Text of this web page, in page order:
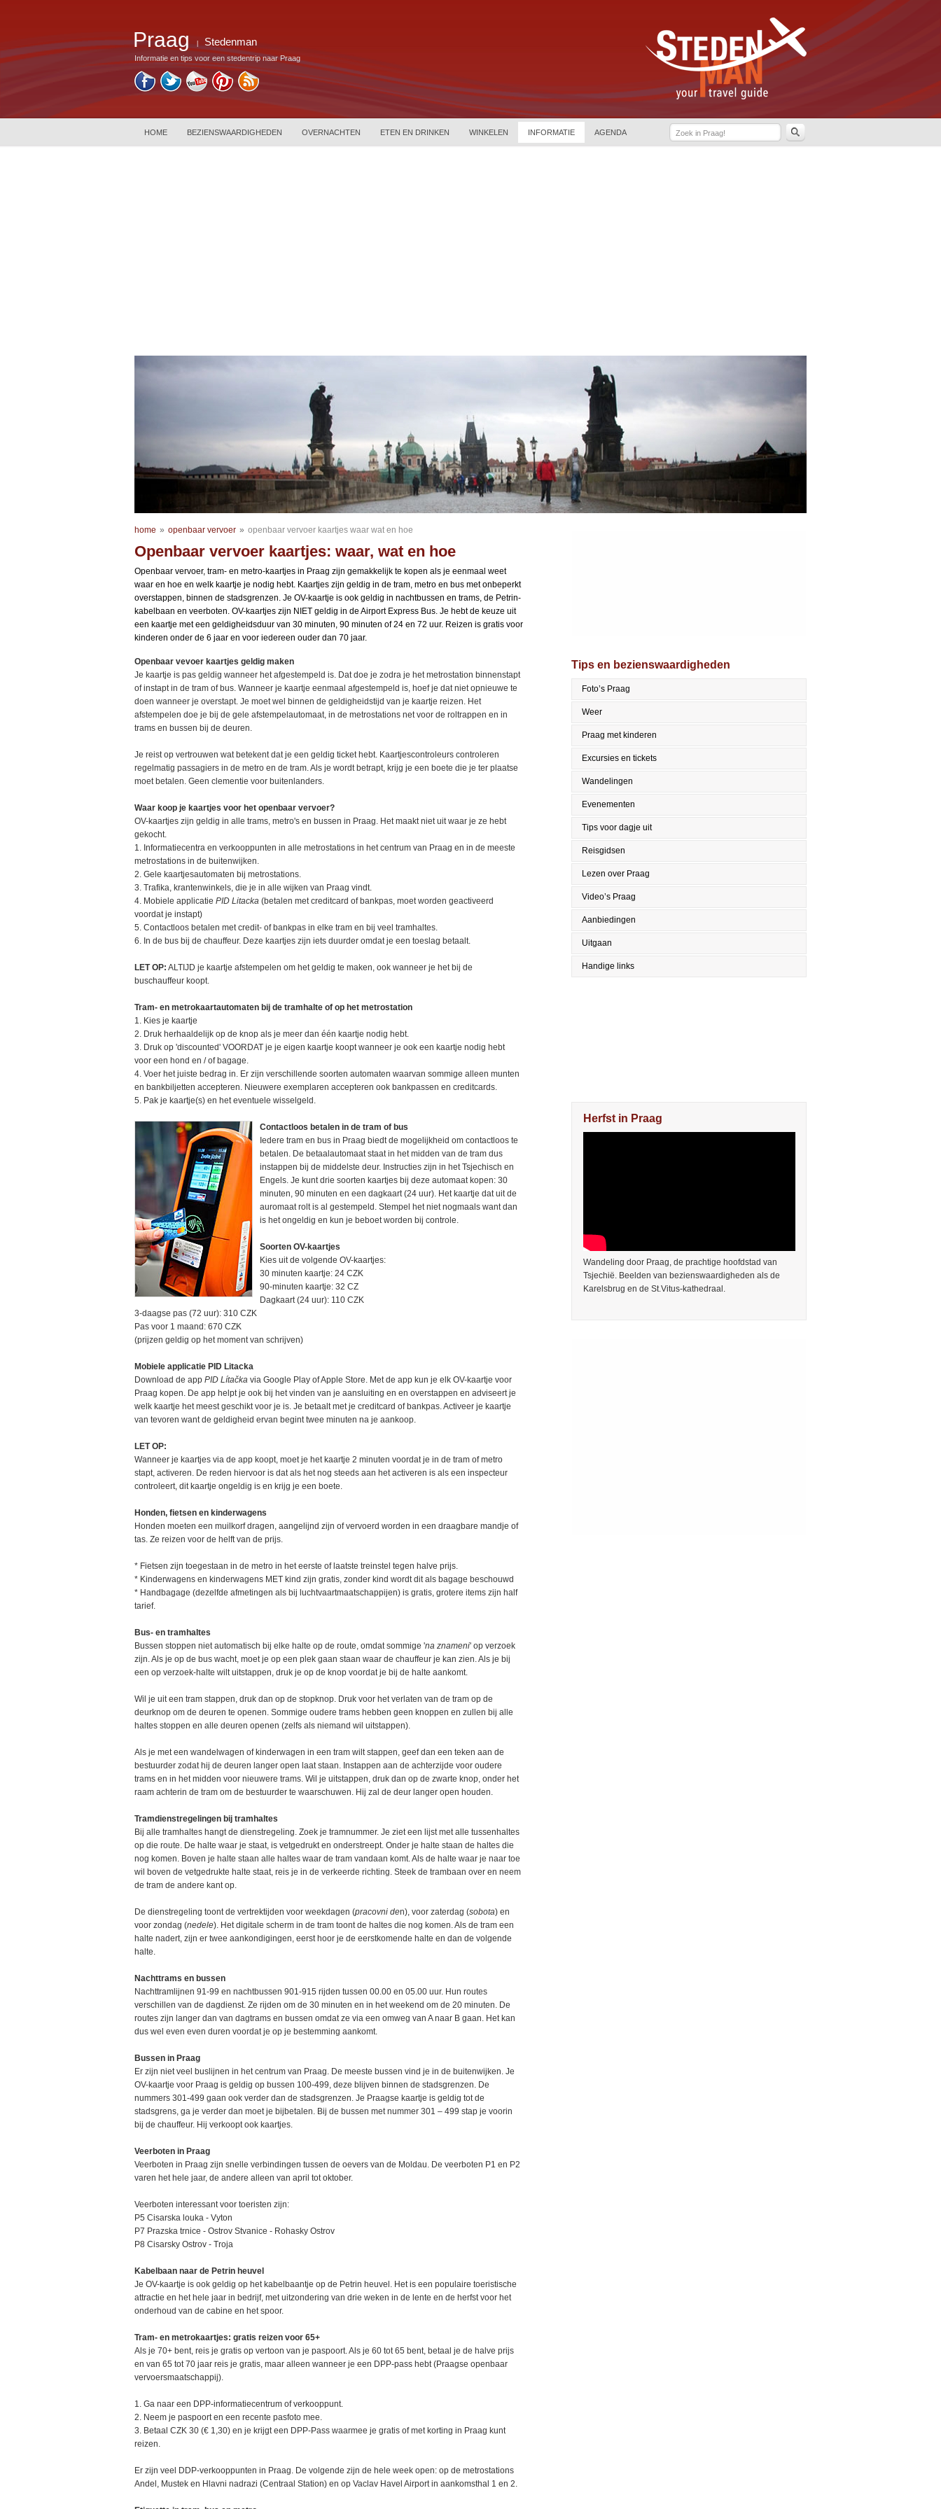
Praag Stedenman
Informatie en tips voor een stedentrip naar Praag
HOME BEZIENSWAARDIGHEDEN OVERNACHTEN ETEN EN DRINKEN WINKELEN INFORMATIE AGENDA
home » openbaar vervoer » openbaar vervoer kaartjes waar wat en hoe
Openbaar vervoer kaartjes: waar, wat en hoe
Openbaar vervoer, tram- en metro-kaartjes in Praag zijn gemakkelijk te kopen als je eenmaal weet
waar en hoe en welk kaartje je nodig hebt. Kaartjes zijn geldig in de tram, metro en bus met onbeperkt
overstappen, binnen de stadsgrenzen. Je OV-kaartje is ook geldig in nachtbussen en trams, de Petrin-
kabelbaan en veerboten. OV-kaartjes zijn NIET geldig in de Airport Express Bus. Je hebt de keuze uit
een kaartje met een geldigheidsduur van 30 minuten, 90 minuten of 24 en 72 uur. Reizen is gratis voor
kinderen onder de 6 jaar en voor iedereen ouder dan 70 jaar.
Openbaar vevoer kaartjes geldig maken
Je kaartje is pas geldig wanneer het afgestempeld is. Dat doe je zodra je het metrostation binnenstapt
of instapt in de tram of bus. Wanneer je kaartje eenmaal afgestempeld is, hoef je dat niet opnieuwe te
doen wanneer je overstapt. Je moet wel binnen de geldigheidstijd van je kaartje reizen. Het
afstempelen doe je bij de gele afstempelautomaat, in de metrostations net voor de roltrappen en in
trams en bussen bij de deuren.
Je reist op vertrouwen wat betekent dat je een geldig ticket hebt. Kaartjescontroleurs controleren
regelmatig passagiers in de metro en de tram. Als je wordt betrapt, krijg je een boete die je ter plaatse
moet betalen. Geen clementie voor buitenlanders.
Waar koop je kaartjes voor het openbaar vervoer?
OV-kaartjes zijn geldig in alle trams, metro's en bussen in Praag. Het maakt niet uit waar je ze hebt
gekocht.
1. Informatiecentra en verkooppunten in alle metrostations in het centrum van Praag en in de meeste
metrostations in de buitenwijken.
2. Gele kaartjesautomaten bij metrostations.
3. Trafika, krantenwinkels, die je in alle wijken van Praag vindt.
4. Mobiele applicatie PID Litacka (betalen met creditcard of bankpas, moet worden geactiveerd
voordat je instapt)
5. Contactloos betalen met credit- of bankpas in elke tram en bij veel tramhaltes.
6. In de bus bij de chauffeur. Deze kaartjes zijn iets duurder omdat je een toeslag betaalt.
LET OP: ALTIJD je kaartje afstempelen om het geldig te maken, ook wanneer je het bij de
buschauffeur koopt.
Tram- en metrokaartautomaten bij de tramhalte of op het metrostation
1. Kies je kaartje
2. Druk herhaaldelijk op de knop als je meer dan één kaartje nodig hebt.
3. Druk op 'discounted' VOORDAT je je eigen kaartje koopt wanneer je ook een kaartje nodig hebt
voor een hond en / of bagage.
4. Voer het juiste bedrag in. Er zijn verschillende soorten automaten waarvan sommige alleen munten
en bankbiljetten accepteren. Nieuwere exemplaren accepteren ook bankpassen en creditcards.
5. Pak je kaartje(s) en het eventuele wisselgeld.
Contactloos betalen in de tram of bus
Iedere tram en bus in Praag biedt de mogelijkheid om contactloos te
betalen. De betaalautomaat staat in het midden van de tram dus
instappen bij de middelste deur. Instructies zijn in het Tsjechisch en
Engels. Je kunt drie soorten kaartjes bij deze automaat kopen: 30
minuten, 90 minuten en een dagkaart (24 uur). Het kaartje dat uit de
auromaat rolt is al gestempeld. Stempel het niet nogmaals want dan
is het ongeldig en kun je beboet worden bij controle.
Soorten OV-kaartjes
Kies uit de volgende OV-kaartjes:
30 minuten kaartje: 24 CZK
90-minuten kaartje: 32 CZ
Dagkaart (24 uur): 110 CZK
3-daagse pas (72 uur): 310 CZK
Pas voor 1 maand: 670 CZK
(prijzen geldig op het moment van schrijven)
Mobiele applicatie PID Litacka
Download de app PID Lítačka via Google Play of Apple Store. Met de app kun je elk OV-kaartje voor
Praag kopen. De app helpt je ook bij het vinden van je aansluiting en en overstappen en adviseert je
welk kaartje het meest geschikt voor je is. Je betaalt met je creditcard of bankpas. Activeer je kaartje
van tevoren want de geldigheid ervan begint twee minuten na je aankoop.
LET OP:
Wanneer je kaartjes via de app koopt, moet je het kaartje 2 minuten voordat je in de tram of metro
stapt, activeren. De reden hiervoor is dat als het nog steeds aan het activeren is als een inspecteur
controleert, dit kaartje ongeldig is en krijg je een boete.
Honden, fietsen en kinderwagens
Honden moeten een muilkorf dragen, aangelijnd zijn of vervoerd worden in een draagbare mandje of
tas. Ze reizen voor de helft van de prijs.
* Fietsen zijn toegestaan in de metro in het eerste of laatste treinstel tegen halve prijs.
* Kinderwagens en kinderwagens MET kind zijn gratis, zonder kind wordt dit als bagage beschouwd
* Handbagage (dezelfde afmetingen als bij luchtvaartmaatschappijen) is gratis, grotere items zijn half
tarief.
Bus- en tramhaltes
Bussen stoppen niet automatisch bij elke halte op de route, omdat sommige 'na znameni' op verzoek
zijn. Als je op de bus wacht, moet je op een plek gaan staan waar de chauffeur je kan zien. Als je bij
een op verzoek-halte wilt uitstappen, druk je op de knop voordat je bij de halte aankomt.
Wil je uit een tram stappen, druk dan op de stopknop. Druk voor het verlaten van de tram op de
deurknop om de deuren te openen. Sommige oudere trams hebben geen knoppen en zullen bij alle
haltes stoppen en alle deuren openen (zelfs als niemand wil uitstappen).
Als je met een wandelwagen of kinderwagen in een tram wilt stappen, geef dan een teken aan de
bestuurder zodat hij de deuren langer open laat staan. Instappen aan de achterzijde voor oudere
trams en in het midden voor nieuwere trams. Wil je uitstappen, druk dan op de zwarte knop, onder het
raam achterin de tram om de bestuurder te waarschuwen. Hij zal de deur langer open houden.
Tramdienstregelingen bij tramhaltes
Bij alle tramhaltes hangt de dienstregeling. Zoek je tramnummer. Je ziet een lijst met alle tussenhaltes
op die route. De halte waar je staat, is vetgedrukt en onderstreept. Onder je halte staan de haltes die
nog komen. Boven je halte staan alle haltes waar de tram vandaan komt. Als de halte waar je naar toe
wil boven de vetgedrukte halte staat, reis je in de verkeerde richting. Steek de trambaan over en neem
de tram de andere kant op.
De dienstregeling toont de vertrektijden voor weekdagen (pracovni den), voor zaterdag (sobota) en
voor zondag (nedele). Het digitale scherm in de tram toont de haltes die nog komen. Als de tram een
halte nadert, zijn er twee aankondigingen, eerst hoor je de eerstkomende halte en dan de volgende
halte.
Nachttrams en bussen
Nachttramlijnen 91-99 en nachtbussen 901-915 rijden tussen 00.00 en 05.00 uur. Hun routes
verschillen van de dagdienst. Ze rijden om de 30 minuten en in het weekend om de 20 minuten. De
routes zijn langer dan van dagtrams en bussen omdat ze via een omweg van A naar B gaan. Het kan
dus wel even even duren voordat je op je bestemming aankomt.
Bussen in Praag
Er zijn niet veel buslijnen in het centrum van Praag. De meeste bussen vind je in de buitenwijken. Je
OV-kaartje voor Praag is geldig op bussen 100-499, deze blijven binnen de stadsgrenzen. De
nummers 301-499 gaan ook verder dan de stadsgrenzen. Je Praagse kaartje is geldig tot de
stadsgrens, ga je verder dan moet je bijbetalen. Bij de bussen met nummer 301 – 499 stap je voorin
bij de chauffeur. Hij verkoopt ook kaartjes.
Veerboten in Praag
Veerboten in Praag zijn snelle verbindingen tussen de oevers van de Moldau. De veerboten P1 en P2
varen het hele jaar, de andere alleen van april tot oktober.
Veerboten interessant voor toeristen zijn:
P5 Cisarska louka - Vyton
P7 Prazska trnice - Ostrov Stvanice - Rohasky Ostrov
P8 Cisarsky Ostrov - Troja
Kabelbaan naar de Petrin heuvel
Je OV-kaartje is ook geldig op het kabelbaantje op de Petrin heuvel. Het is een populaire toeristische
attractie en het hele jaar in bedrijf, met uitzondering van drie weken in de lente en de herfst voor het
onderhoud van de cabine en het spoor.
Tram- en metrokaartjes: gratis reizen voor 65+
Als je 70+ bent, reis je gratis op vertoon van je paspoort. Als je 60 tot 65 bent, betaal je de halve prijs
en van 65 tot 70 jaar reis je gratis, maar alleen wanneer je een DPP-pass hebt (Praagse openbaar
vervoersmaatschappij).
1. Ga naar een DPP-informatiecentrum of verkooppunt.
2. Neem je paspoort en een recente pasfoto mee.
3. Betaal CZK 30 (€ 1,30) en je krijgt een DPP-Pass waarmee je gratis of met korting in Praag kunt
reizen.
Er zijn veel DDP-verkooppunten in Praag. De volgende zijn de hele week open: op de metrostations
Andel, Mustek en Hlavni nadrazi (Centraal Station) en op Vaclav Havel Airport in aankomsthal 1 en 2.
Tips en bezienswaardigheden
Foto’s Praag
Weer
Praag met kinderen
Excursies en tickets
Wandelingen
Evenementen
Tips voor dagje uit
Reisgidsen
Lezen over Praag
Video’s Praag
Aanbiedingen
Uitgaan
Handige links
Herfst in Praag
Wandeling door Praag, de prachtige hoofdstad van
Tsjechië. Beelden van bezienswaardigheden als de
Karelsbrug en de St.Vitus-kathedraal.